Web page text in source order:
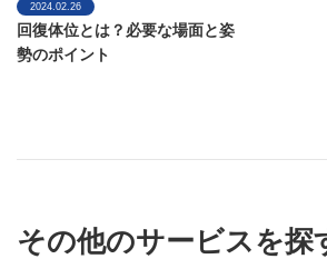
2024.02.26
回復体位とは？必要な場面と姿
勢のポイント
その他のサービスを探